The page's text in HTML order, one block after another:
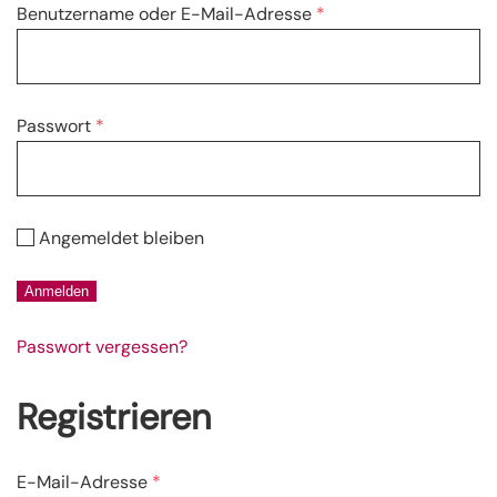
Benutzername oder E-Mail-Adresse *
Passwort *
Angemeldet bleiben
Anmelden
Passwort vergessen?
Registrieren
E-Mail-Adresse *